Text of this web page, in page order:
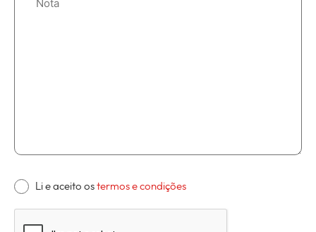
Li e aceito os termos e condições